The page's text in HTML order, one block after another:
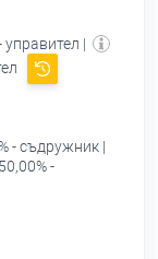
управител |
- съдружник |
50,00% -